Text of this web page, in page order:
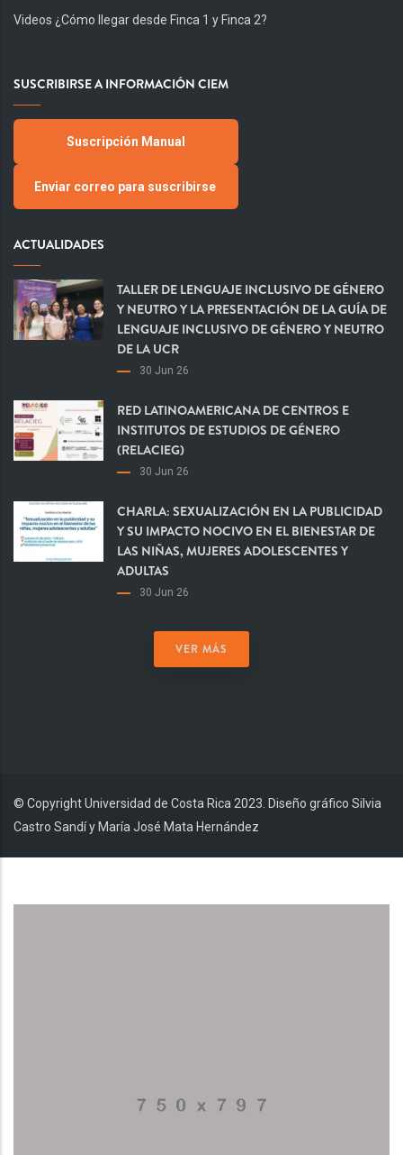
Videos ¿Cómo llegar desde Finca 1 y Finca 2?
SUSCRIBIRSE A INFORMACIÓN CIEM
Suscripción Manual
Enviar correo para suscribirse
ACTUALIDADES
TALLER DE LENGUAJE INCLUSIVO DE GÉNERO
Y NEUTRO Y LA PRESENTACIÓN DE LA GUÍA DE
LENGUAJE INCLUSIVO DE GÉNERO Y NEUTRO
DE LA UCR
30 Jun 26
RED LATINOAMERICANA DE CENTROS E
INSTITUTOS DE ESTUDIOS DE GÉNERO
(RELACIEG)
30 Jun 26
CHARLA: SEXUALIZACIÓN EN LA PUBLICIDAD
Y SU IMPACTO NOCIVO EN EL BIENESTAR DE
LAS NIÑAS, MUJERES ADOLESCENTES Y
ADULTAS
30 Jun 26
VER MÁS
© Copyright Universidad de Costa Rica 2023. Diseño gráfico Silvia
Castro Sandí y María José Mata Hernández